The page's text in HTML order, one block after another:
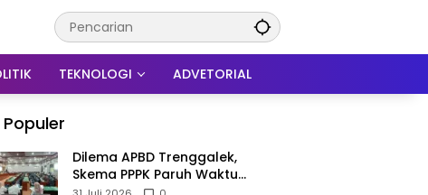
TEKNOLOGI ADVETORIAL
Populer
Dilema APBD Trenggalek,
Skema PPPK Paruh Waktu
Mengemuka Demi Pangkas Rp